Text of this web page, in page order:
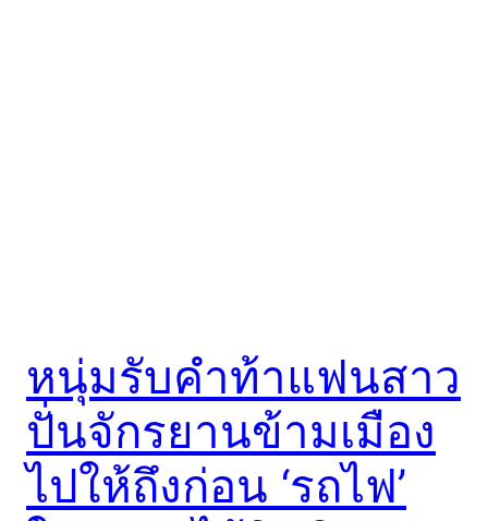
หนุ่มรับคำท้าแฟนสาว
ปั่นจักรยานข้ามเมือง
ไปให้ถึงก่อน ‘รถไฟ’